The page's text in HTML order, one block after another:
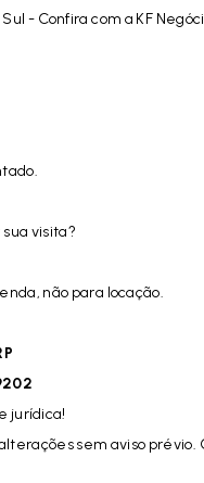
- Confira com a KF
visita?
não para locação.
jurídica!
sem aviso